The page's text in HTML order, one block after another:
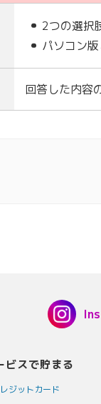
2つの選択
パソコン
回答した内容
ビスで貯まる
ジットカード